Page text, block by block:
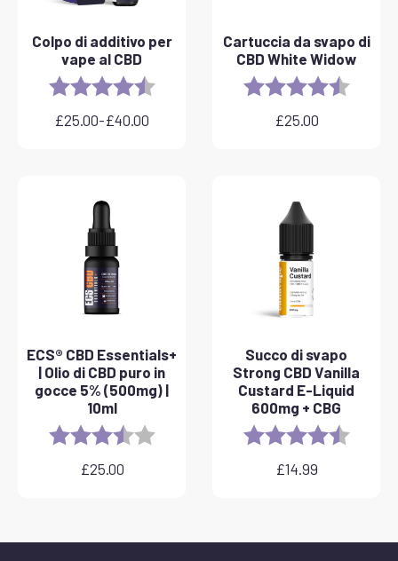
Colpo di additivo per
vape al CBD
Rating: 4.8 out of 5 stars
£25.00-£40.00
Fascia
£25.00
£40.00
Cartuccia da svapo di
CBD White Widow
Rating: 4.6 out
£25.00
ECS® CBD Essentials+
| Olio di CBD puro in
gocce 5% (500mg) |
10ml
Rating: 3.8 out of 5 stars
£25.00
Succo di svapo
Strong CBD Vanilla
Custard E-Liquid
600mg + CBG
Rating: 4.6 out
£14.99